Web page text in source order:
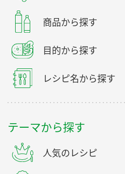
商品から探す
目的から探す
レシピ名から探す
テーマから探す
人気のレシピ